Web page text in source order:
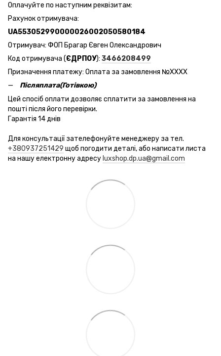
Оплачуйте по наступним реквізитам:
Рахунок отримувача:
UA553052990000026002050580184
Отримувач: ФОП Брагар Євген Олександрович
Код отримувача (ЄДРПОУ): 3466208499
Призначення платежу: Оплата за замовлення №ХХХХ
Післяплата(Готівкою)
Цей спосіб оплати дозволяє сплатити за замовлення на
пошті після його перевірки.
Гарантія 14 днів
Для консультації зателефонуйте менеджеру за тел.
+380937251429 щоб погодити деталі, або написати листа
на нашу електронну адресу luxshop.dp.ua@gmail.com